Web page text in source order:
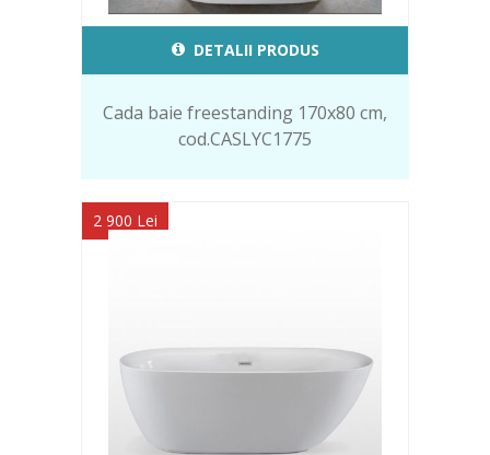
DETALII PRODUS
Cada baie freestanding 170x80 cm,
cod.CASLYC1775
2 900 Lei